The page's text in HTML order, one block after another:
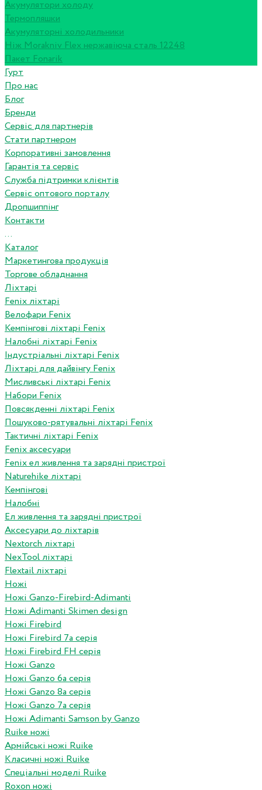
Акумулятори холоду
Термопляшки
Акумуляторні холодильники
Ніж Morakniv Flex нержавіюча сталь 12248
Пакет Fonarik
Гурт
Про нас
Блог
Бренди
Сервіс для партнерів
Стати партнером
Корпоративні замовлення
Гарантія та сервіс
Служба підтримки клієнтів
Сервіс оптового порталу
Дропшиппінг
Контакти
...
Каталог
Маркетингова продукція
Торгове обладнання
Ліхтарі
Fenix ліхтарі
Велофари Fenix
Кемпінгові ліхтарі Fenix
Налобні ліхтарі Fenix
Індустріальні ліхтарі Fenix
Ліхтарі для дайвінгу Fenix
Мисливські ліхтарі Fenix
Набори Fenix
Повсякденні ліхтарі Fenix
Пошуково-рятувальні ліхтарі Fenix
Тактичні ліхтарі Fenix
Fenix аксесуари
Fenix ел живлення та зарядні пристрої
Naturehike ліхтарі
Кемпінгові
Налобні
Ел живлення та зарядні пристрої
Аксесуари до ліхтарів
Nextorch ліхтарі
NexTool ліхтарі
Flextail ліхтарі
Ножі
Ножі Ganzo-Firebird-Adimanti
Ножі Adimanti Skimen design
Ножі Firebird
Ножі Firebird 7а серія
Ножі Firebird FH серія
Ножі Ganzo
Ножі Ganzo 6а серія
Ножі Ganzo 8а серія
Ножі Ganzo 7а серія
Ножі Adimanti Samson by Ganzo
Ruike ножі
Армійські ножі Ruike
Класичні ножі Ruike
Спеціальні моделі Ruike
Roxon ножi